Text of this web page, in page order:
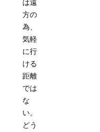
は遠
方の
為、
気軽
に行
ける
距離
では
な
い。
どう